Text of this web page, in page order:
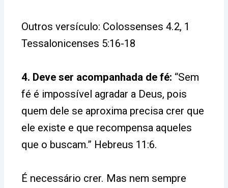
Outros versículo: Colossenses 4.2, 1
Tessalonicenses 5:16-18
4. Deve ser acompanhada de fé: “Sem
fé é impossível agradar a Deus, pois
quem dele se aproxima precisa crer que
ele existe e que recompensa aqueles
que o buscam.” Hebreus 11:6.
É necessário crer. Mas nem sempre